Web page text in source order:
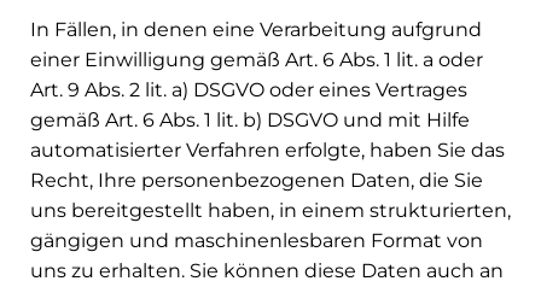
In Fällen, in denen eine Verarbeitung aufgrund
einer Einwilligung gemäß Art. 6 Abs. 1 lit. a oder
Art. 9 Abs. 2 lit. a) DSGVO oder eines Vertrages
gemäß Art. 6 Abs. 1 lit. b) DSGVO und mit Hilfe
automatisierter Verfahren erfolgte, haben Sie das
Recht, Ihre personenbezogenen Daten, die Sie
uns bereitgestellt haben, in einem strukturierten,
gängigen und maschinenlesbaren Format von
uns zu erhalten. Sie können diese Daten auch an